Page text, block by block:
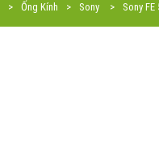
Ống Kính Sony Sony